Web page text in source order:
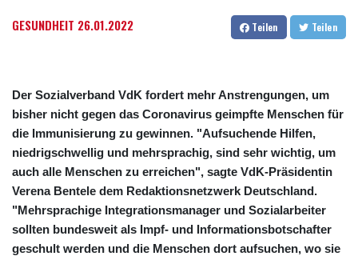
GESUNDHEIT 26.01.2022 Teilen Teilen
Der Sozialverband VdK fordert mehr Anstrengungen, um
bisher nicht gegen das Coronavirus geimpfte Menschen für
die Immunisierung zu gewinnen. "Aufsuchende Hilfen,
niedrigschwellig und mehrsprachig, sind sehr wichtig, um
auch alle Menschen zu erreichen", sagte VdK-Präsidentin
Verena Bentele dem Redaktionsnetzwerk Deutschland.
"Mehrsprachige Integrationsmanager und Sozialarbeiter
sollten bundesweit als Impf- und Informationsbotschafter
geschult werden und die Menschen dort aufsuchen, wo sie